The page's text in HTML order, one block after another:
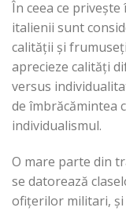
În ceea ce
italienii sunt
calității și
aprecieze calități
versus
de îmbrăcămintea
individualismul.
O mare parte din
se datorează
ofițerilor militari, și